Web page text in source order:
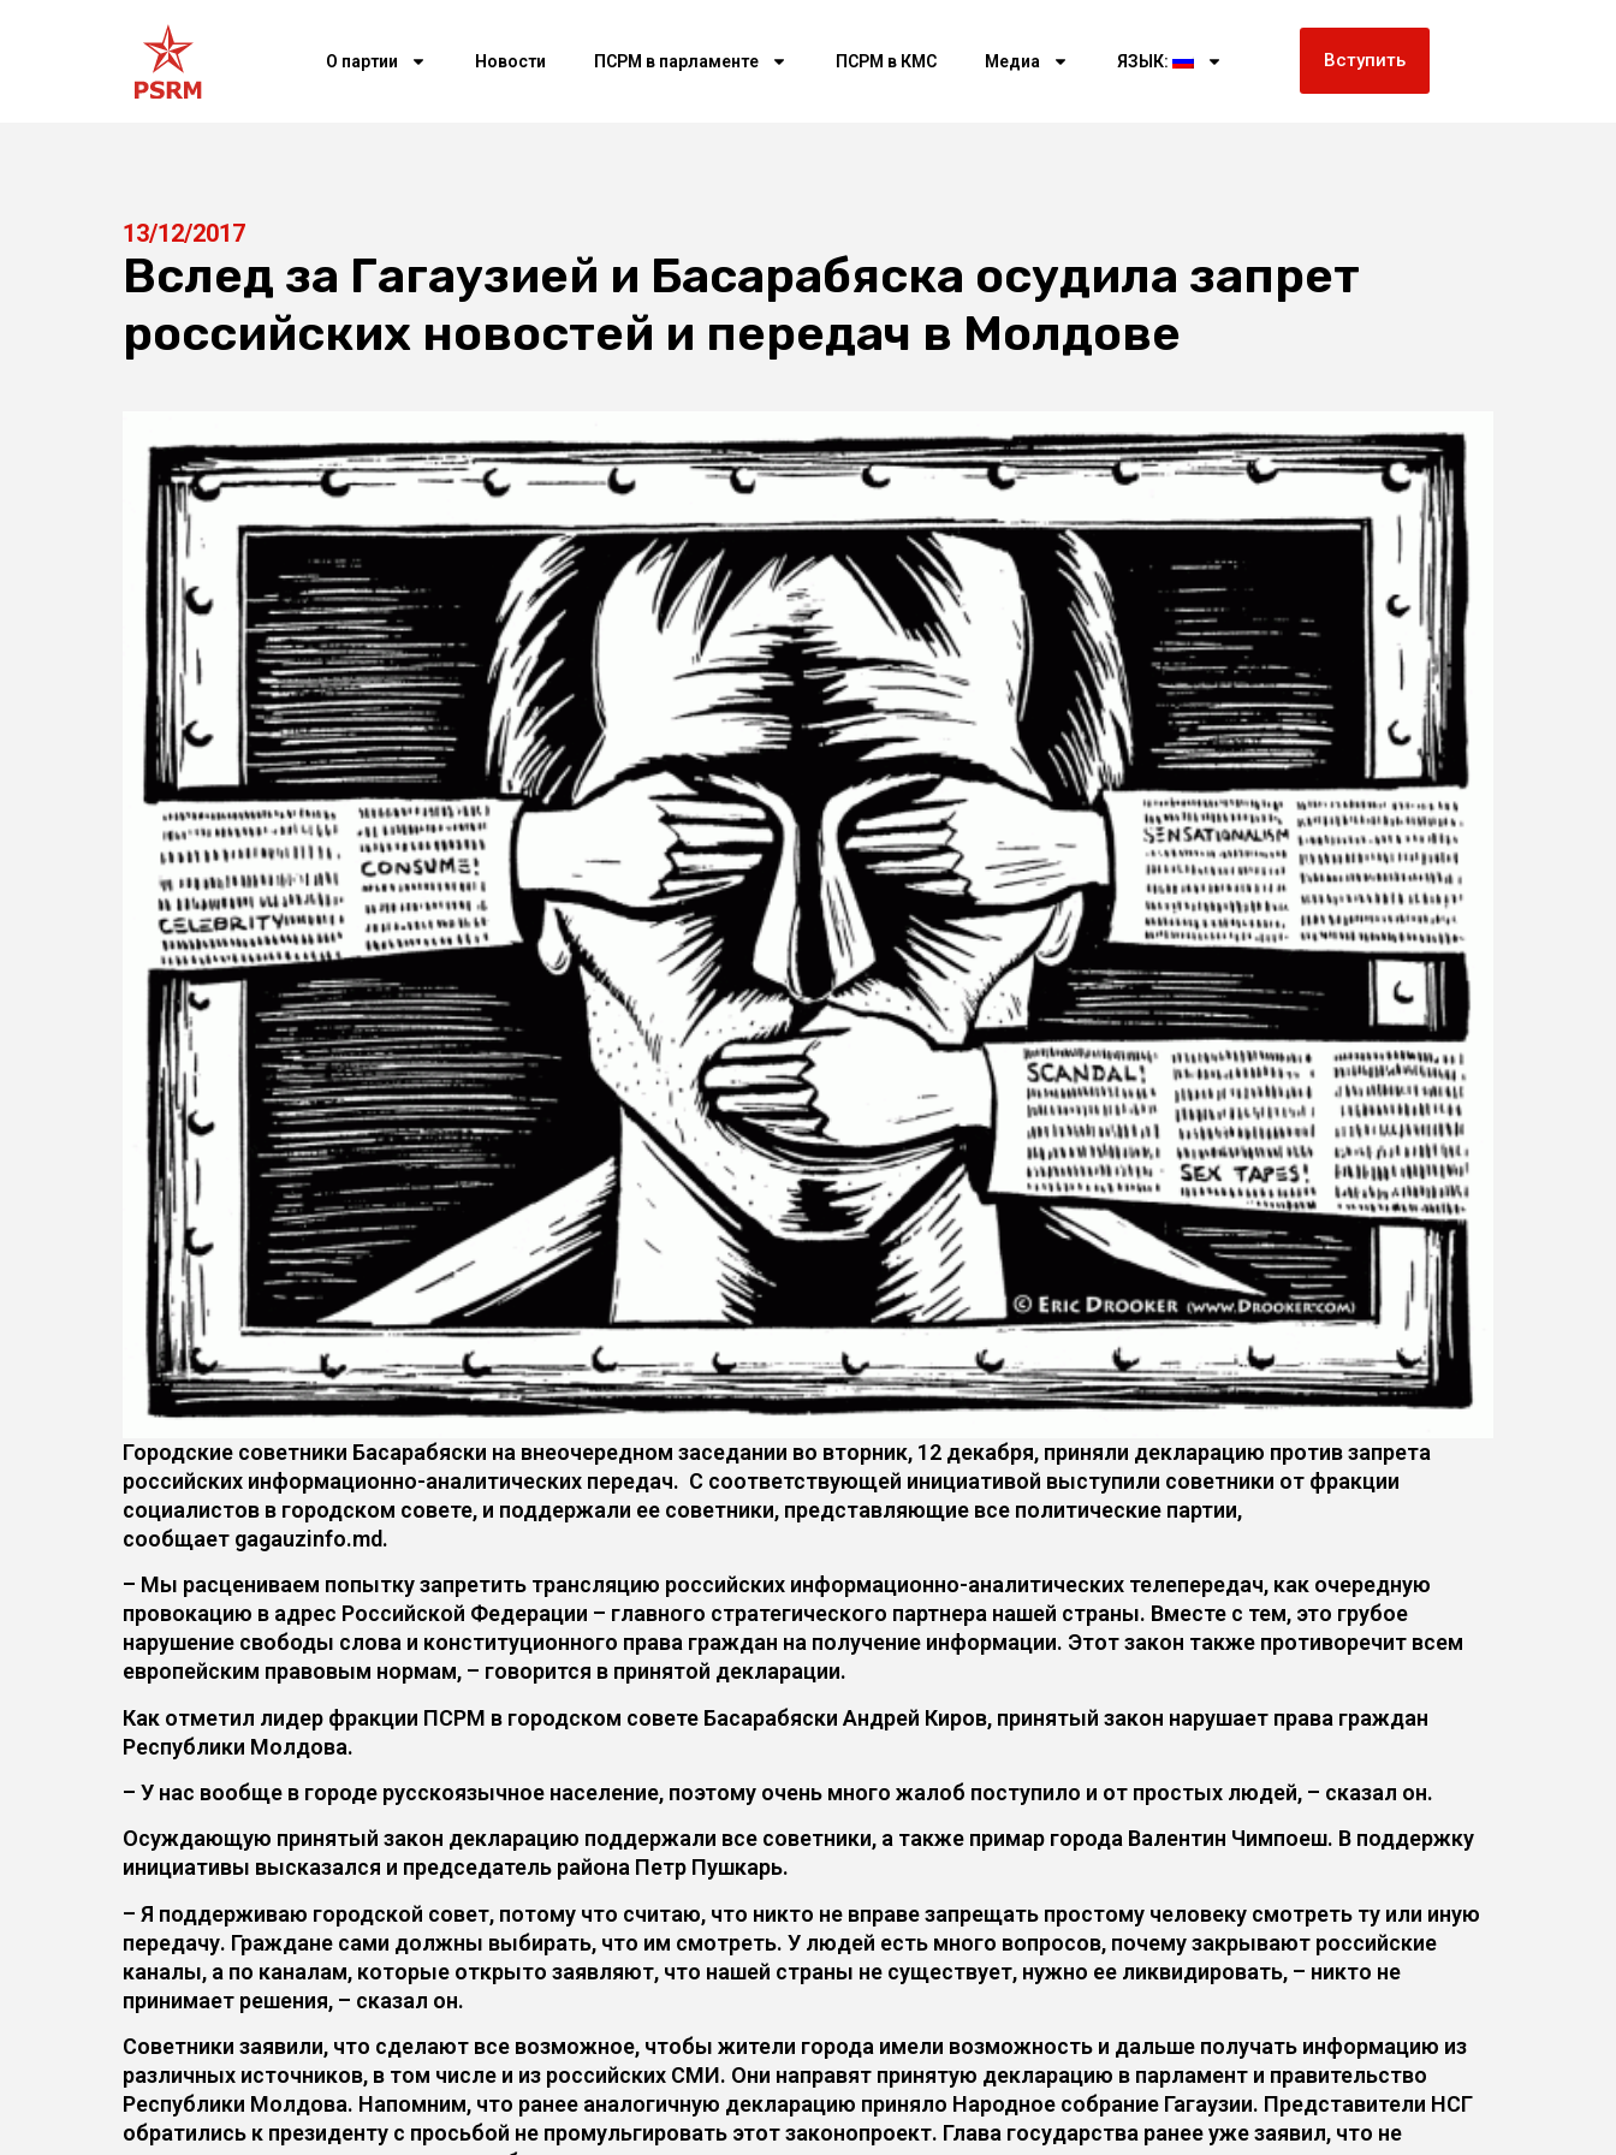
О партии Новости ПСРМ в парламенте ПСРМ в КМС Медиа ЯЗЫК: Вступить
13/12/2017
Вслед за Гагаузией и Басарабяска осудила запрет
российских новостей и передач в Молдове
Городские советники Басарабяски на внеочередном заседании во вторник, 12 декабря, приняли декларацию против запрета
российских информационно-аналитических передач. С соответствующей инициативой выступили советники от фракции
социалистов в городском совете, и поддержали ее советники, представляющие все политические партии,
сообщает gagauzinfo.md.
– Мы расцениваем попытку запретить трансляцию российских информационно-аналитических телепередач, как очередную
провокацию в адрес Российской Федерации – главного стратегического партнера нашей страны. Вместе с тем, это грубое
нарушение свободы слова и конституционного права граждан на получение информации. Этот закон также противоречит всем
европейским правовым нормам, – говорится в принятой декларации.
Как отметил лидер фракции ПСРМ в городском совете Басарабяски Андрей Киров, принятый закон нарушает права граждан
Республики Молдова.
– У нас вообще в городе русскоязычное население, поэтому очень много жалоб поступило и от простых людей, – сказал он.
Осуждающую принятый закон декларацию поддержали все советники, а также примар города Валентин Чимпоеш. В поддержку
инициативы высказался и председатель района Петр Пушкарь.
– Я поддерживаю городской совет, потому что считаю, что никто не вправе запрещать простому человеку смотреть ту или иную
передачу. Граждане сами должны выбирать, что им смотреть. У людей есть много вопросов, почему закрывают российские
каналы, а по каналам, которые открыто заявляют, что нашей страны не существует, нужно ее ликвидировать, – никто не
принимает решения, – сказал он.
Советники заявили, что сделают все возможное, чтобы жители города имели возможность и дальше получать информацию из
различных источников, в том числе и из российских СМИ. Они направят принятую декларацию в парламент и правительство
Республики Молдова. Напомним, что ранее аналогичную декларацию приняло Народное собрание Гагаузии. Представители НСГ
обратились к президенту с просьбой не промульгировать этот законопроект. Глава государства ранее уже заявил, что не